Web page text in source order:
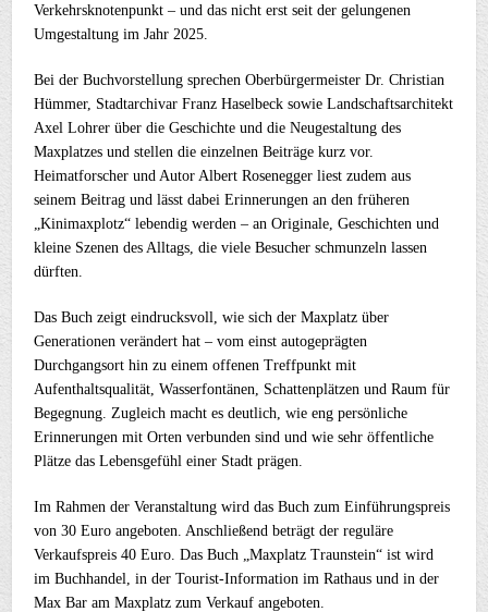
Verkehrsknotenpunkt – und das nicht erst seit der gelungenen
Umgestaltung im Jahr 2025.
Bei der Buchvorstellung sprechen Oberbürgermeister Dr. Christian
Hümmer, Stadtarchivar Franz Haselbeck sowie Landschaftsarchitekt
Axel Lohrer über die Geschichte und die Neugestaltung des
Maxplatzes und stellen die einzelnen Beiträge kurz vor.
Heimatforscher und Autor Albert Rosenegger liest zudem aus
seinem Beitrag und lässt dabei Erinnerungen an den früheren
„Kinimaxplotz“ lebendig werden – an Originale, Geschichten und
kleine Szenen des Alltags, die viele Besucher schmunzeln lassen
dürften.
Das Buch zeigt eindrucksvoll, wie sich der Maxplatz über
Generationen verändert hat – vom einst autogeprägten
Durchgangsort hin zu einem offenen Treffpunkt mit
Aufenthaltsqualität, Wasserfontänen, Schattenplätzen und Raum für
Begegnung. Zugleich macht es deutlich, wie eng persönliche
Erinnerungen mit Orten verbunden sind und wie sehr öffentliche
Plätze das Lebensgefühl einer Stadt prägen.
Im Rahmen der Veranstaltung wird das Buch zum Einführungspreis
von 30 Euro angeboten. Anschließend beträgt der reguläre
Verkaufspreis 40 Euro. Das Buch „Maxplatz Traunstein“ ist wird
im Buchhandel, in der Tourist-Information im Rathaus und in der
Max Bar am Maxplatz zum Verkauf angeboten.